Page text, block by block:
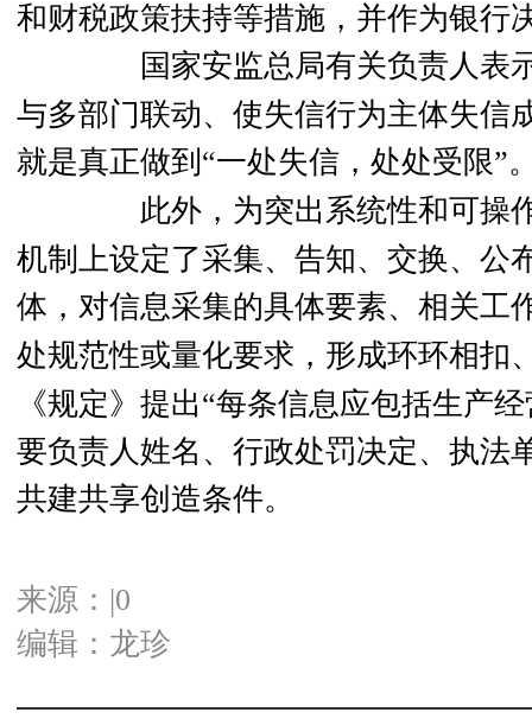
和财税政策扶持等措施，并作为银行
国家安监总局有关负责人表
与多部门联动、使失信行为主体失信
就是真正做到“一处失信， 处处受限”
此外， 为突出系统性和可操
机制上设定了采集、告知、交换、公
体， 对信息采集的具体要素、相关工
处规范性或量化要求， 形成环环相扣
《规定》提出“每条信息应包括生产
要负责人姓名、行政处罚决定、执法
共建共享创造条件。
来源：|0
编辑：龙珍